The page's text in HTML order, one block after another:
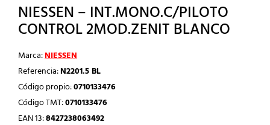
NIESSEN – INT.MONO.C/PILOTO
CONTROL 2MOD.ZENIT BLANCO
Marca:NIESSEN
Referencia:N2201.5 BL
Código propio:0710133476
Código TMT:0710133476
EAN 13:8427238063492